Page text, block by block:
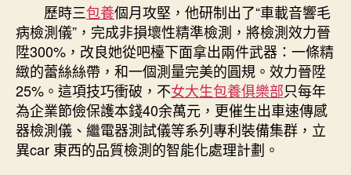
歷時三包養個月攻堅，他研制出了“車載音響毛
病檢測儀”，完成非損壞性精準檢測，將檢測效力晉
陞300%，改良她從吧檯下面拿出兩件武器：一條精
緻的蕾絲絲帶，和一個測量完美的圓規。效力晉陞
25%。這項技巧衝破，不女大生包養俱樂部只每年
為企業節儉保護本錢40余萬元，更催生出車速傳感
器檢測儀、繼電器測試儀等系列專利裝備集群，立
異car 東西的品質檢測的智能化處理計劃。